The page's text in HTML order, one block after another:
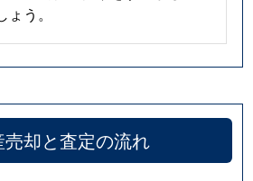
う。
却と査定の流れ